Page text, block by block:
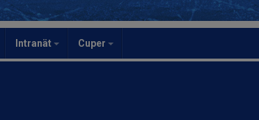
Intranät Cuper